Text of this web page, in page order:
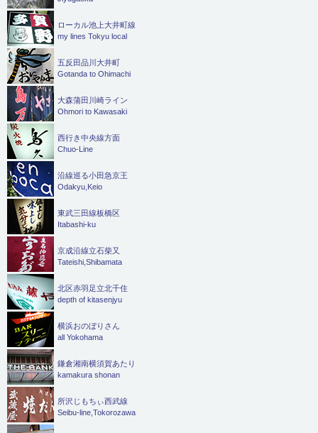
ローカル池上大井町線
my lines Tokyu local
五反田品川大井町
Gotanda to Ohimachi
大森蒲田川崎ライン
Ohmori to Kawasaki
西行き中央線方面
Chuo-Line
沿線巡る小田急京王
Odakyu,Keio
東武三田線板橋区
Itabashi-ku
京成沿線立石柴又
Tateishi,Shibamata
北区赤羽足立北千住
depth of kitasenjyu
横浜おのぼりさん
all Yokohama
鎌倉湘南横須賀あたり
kamakura shonan
所沢じもちぃ西武線
Seibu-line,Tokorozawa